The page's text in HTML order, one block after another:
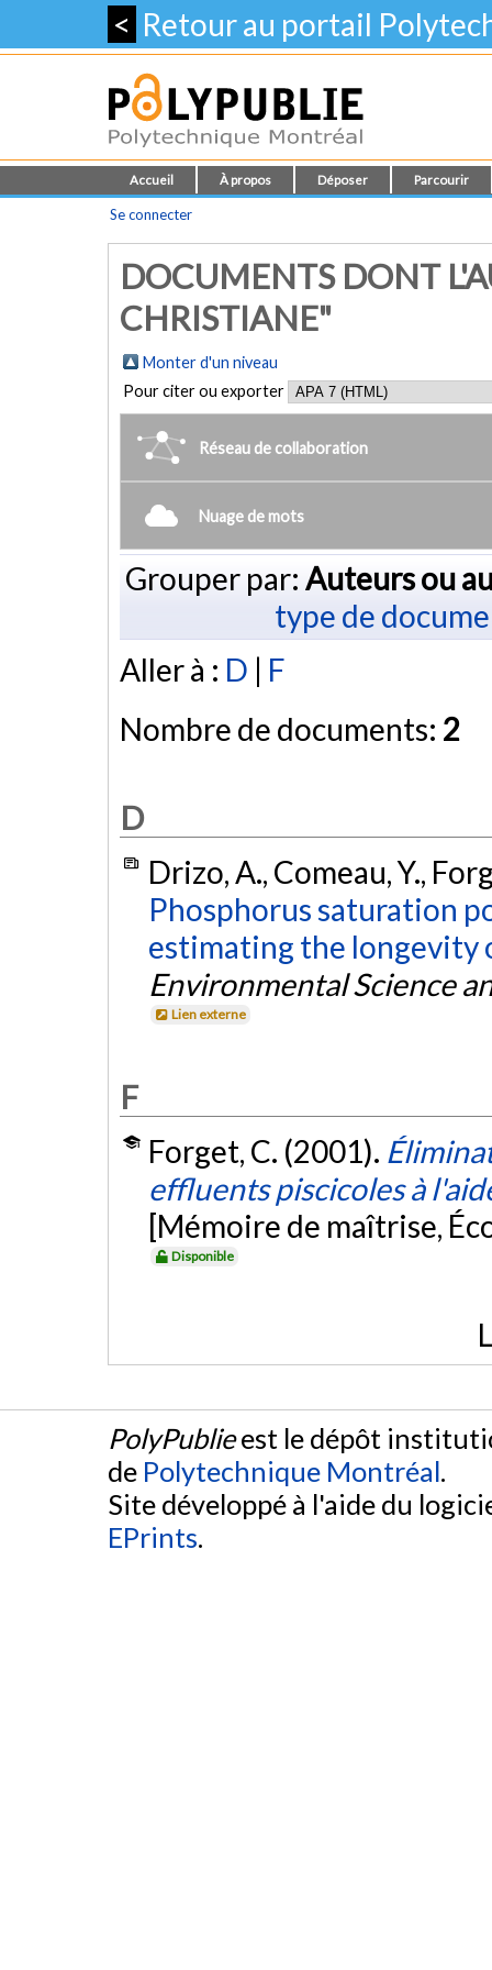
< Retour au portail
Accueil À propos Déposer Parcourir
Se connecter
DOCUMENTS DONT
CHRISTIANE"
Monter d'un niveau
Pour citer ou exporter
Réseau de collaboration
Nuage de mots
Grouper par: Auteurs ou
type de
Aller à : D | F
Nombre de documents: 2
D
Drizo, A., Comeau, Y.,
Phosphorus saturation
estimating the longevity
Environmental Science
Lien externe
F
Forget, C. (2001).
effluents piscicoles à
[Mémoire de maîtrise,
Disponible
PolyPublieest le dépôt
de Polytechnique Montréal.
Site développé à l'aide du
EPrints.